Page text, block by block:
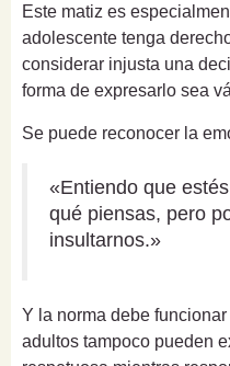
Este matiz es
adolescente tenga
considerar injusta una
forma de expresarlo sea
Se puede reconocer la
«Entiendo que
qué piensas, pero
insultarnos.»
Y la norma debe
adultos tampoco pueden